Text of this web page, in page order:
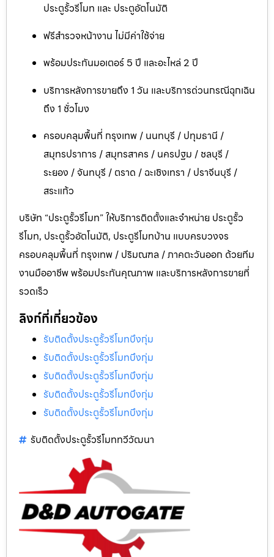
ประตูรั้วรีโมท และ ประตูอัตโนมัติ
ฟรีสำรวจหน้างาน ไม่มีค่าใช้จ่าย
พร้อมประกันมอเตอร์ 5 ปี และอะไหล่ 2 ปี
บริการหลังการขายถึง 1 วัน และบริการด่วนกรณีฉุกเฉิน
ถึง 1 ชั่วโมง
ครอบคลุมพื้นที่ กรุงเทพ / นนทบุรี / ปทุมธานี /
สมุทรปราการ / สมุทรสาคร / นครปฐม / ชลบุรี /
ระยอง / จันทบุรี / ตราด / ฉะเชิงเทรา / ปราจีนบุรี /
สระแก้ว
บริษัท “ประตูรั้วรีโมท” ให้บริการติดตั้งและจำหน่าย ประตูรั้ว
รีโมท, ประตูรั้วอัตโนมัติ, ประตูรีโมทบ้าน แบบครบวงจร
ครอบคลุมพื้นที่ กรุงเทพ / ปริมณฑล / ภาคตะวันออก ด้วยทีม
งานมืออาชีพ พร้อมประกันคุณภาพ และบริการหลังการขายที่
รวดเร็ว
ลิงก์ที่เกี่ยวข้อง
รับติดตั้งประตูรั้วรีโมทบึงกุ่ม
รับติดตั้งประตูรั้วรีโมทบึงกุ่ม
รับติดตั้งประตูรั้วรีโมทบึงกุ่ม
รับติดตั้งประตูรั้วรีโมทบึงกุ่ม
รับติดตั้งประตูรั้วรีโมทบึงกุ่ม
รับติดตั้งประตูรั้วรีโมททวีวัฒนา